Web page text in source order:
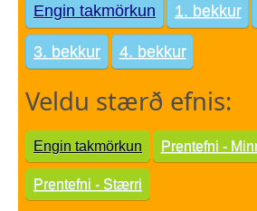
Engin takmörkun 1. bekkur
3. bekkur 4. bekkur
Veldu stærð efnis:
Engin takmörkun Prentefni -
Prentefni - Stærri